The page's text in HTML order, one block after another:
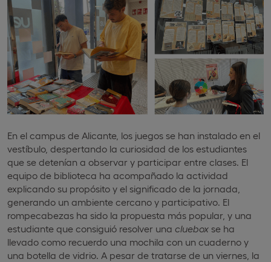
En el campus de Alicante, los juegos se han instalado en el
vestíbulo, despertando la curiosidad de los estudiantes
que se detenían a observar y participar entre clases. El
equipo de biblioteca ha acompañado la actividad
explicando su propósito y el significado de la jornada,
generando un ambiente cercano y participativo. El
rompecabezas ha sido la propuesta más popular, y una
estudiante que consiguió resolver una cluebox se ha
llevado como recuerdo una mochila con un cuaderno y
una botella de vidrio. A pesar de tratarse de un viernes, la